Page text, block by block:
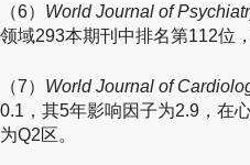
（6） World Journal of
领域293本期刊中排名第112位
（7） World Journal of
0.1，其5年影响因子为2.9，在
为Q2区。